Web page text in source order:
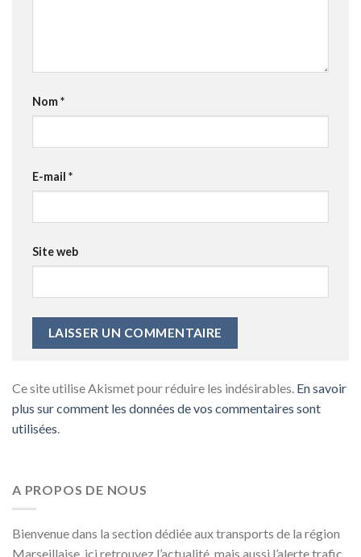
Nom*
E-mail *
Site web
Ce site utilise Akismet pour réduire les indésirables. En savoir
plus sur comment les données de vos commentaires sont
utilisées.
A PROPOS DE NOUS
Bienvenue dans la section dédiée aux transports de la région
Marseillaise, ici retrouvez l’actualité, mais aussi l’alerte trafic